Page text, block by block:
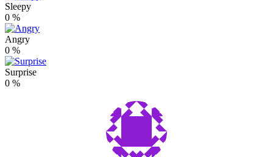
Sleepy
0 %
Angry
0 %
Surprise
0 %